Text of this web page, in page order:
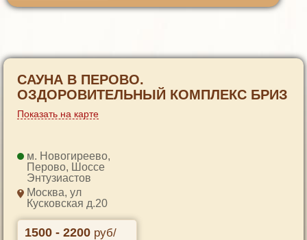
САУНА В ПЕРОВО.
ОЗДОРОВИТЕЛЬНЫЙ КОМПЛЕКС БРИЗ
Показать на карте
Новогиреево,
Перово, Шоссе
Энтузиастов
Москва, ул
Кусковская д.20
1500 - 2200 руб/